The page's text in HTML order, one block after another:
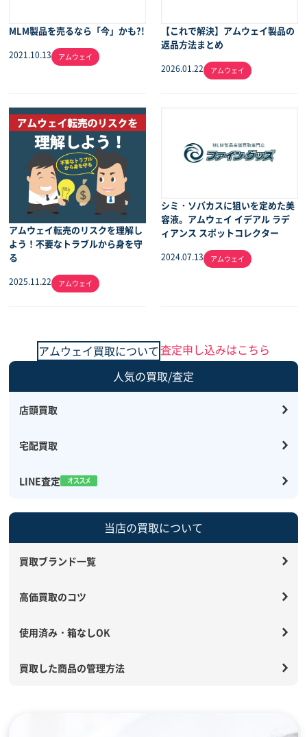
MLM製品を売るなら「今」かも?!
2021.10.13 アムウェイ
【これで解決】アムウェイ製品の
返品方法まとめ
2026.01.22 アムウェイ
アムウェイ転売のリスクを理解し
よう！不要なトラブルから身を守
る
2025.11.22 アムウェイ
シミ・ソバカスに狙いを定めた美
容液。アムウェイ イデアル ラデ
ィアンス スポットコレクター
2024.07.13 アムウェイ
アムウェイ買取について査定申し込みはこちら
人気の買取/査定
店頭買取
宅配買取
LINE査定
当店の買取について
買取ブランド一覧
高価買取のコツ
使用済み・箱なしOK
買取した商品の管理方法